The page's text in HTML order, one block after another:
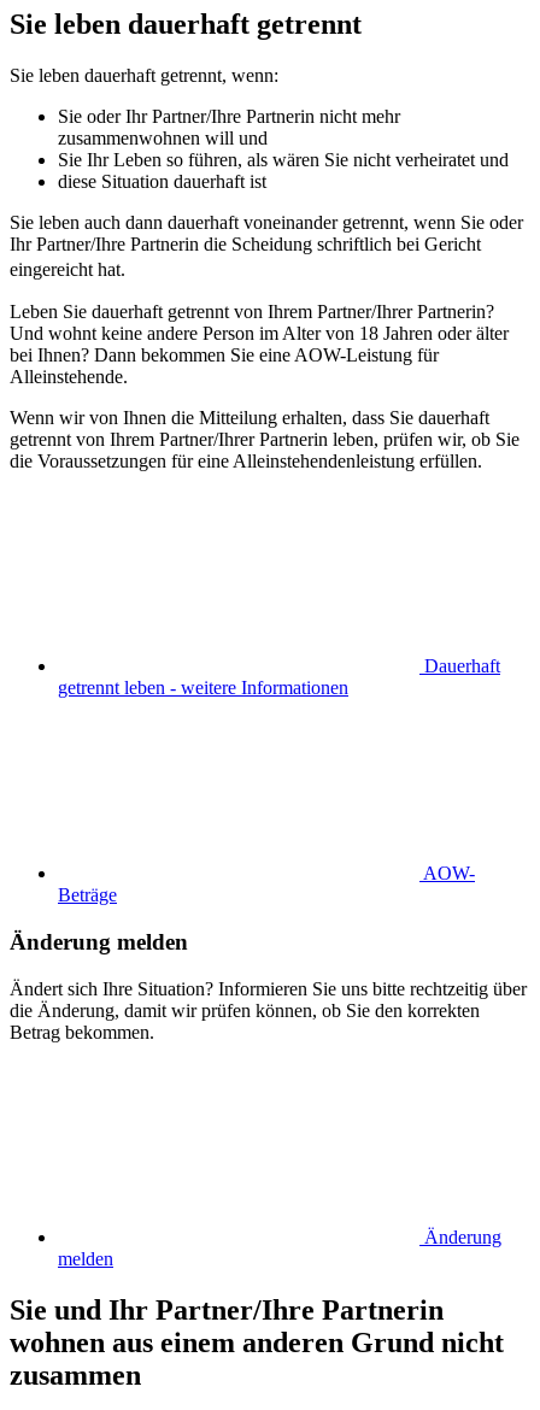
Sie leben dauerhaft getrennt
Sie leben dauerhaft getrennt, wenn:
Sie oder Ihr Partner/Ihre Partnerin nicht mehr
zusammenwohnen will und
Sie Ihr Leben so führen, als wären Sie nicht verheiratet und
diese Situation dauerhaft ist
Sie leben auch dann dauerhaft voneinander getrennt, wenn Sie oder
Ihr Partner/Ihre Partnerin die Scheidung schriftlich bei Gericht
eingereicht hat.
Leben Sie dauerhaft getrennt von Ihrem Partner/Ihrer Partnerin?
Und wohnt keine andere Person im Alter von 18 Jahren oder älter
bei Ihnen? Dann bekommen Sie eine AOW-Leistung für
Alleinstehende.
Wenn wir von Ihnen die Mitteilung erhalten, dass Sie dauerhaft
getrennt von Ihrem Partner/Ihrer Partnerin leben, prüfen wir, ob Sie
die Voraussetzungen für eine Alleinstehendenleistung erfüllen.
Dauerhaft
getrennt leben - weitere Informationen
AOW-
Beträge
Änderung melden
Ändert sich Ihre Situation? Informieren Sie uns bitte rechtzeitig über
die Änderung, damit wir prüfen können, ob Sie den korrekten
Betrag bekommen.
Änderung
melden
Sie und Ihr Partner/Ihre Partnerin
wohnen aus einem anderen Grund nicht
zusammen